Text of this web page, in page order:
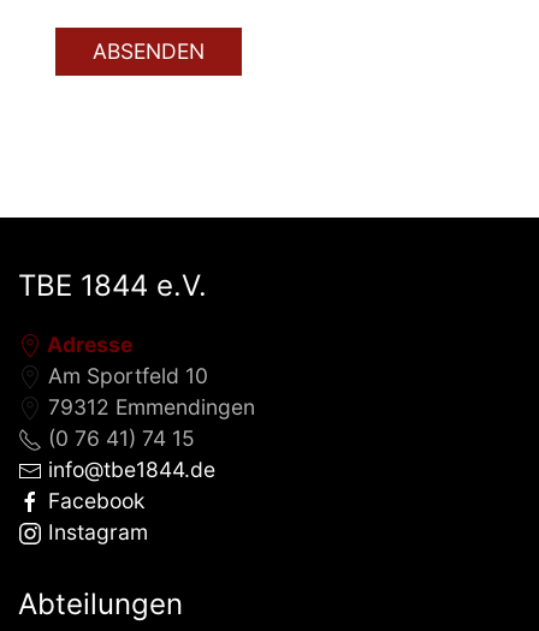
TBE 1844 e.V.
Adresse
Am Sportfeld 10
79312 Emmendingen
(0 76 41) 74 15
info@tbe1844.de
Facebook
Instagram
Abteilungen